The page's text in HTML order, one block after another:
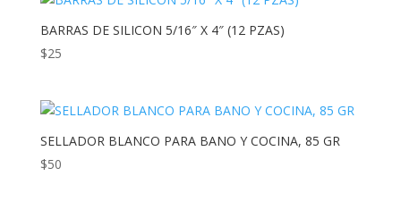
BARRAS DE SILICON 5/16″ X 4″ (12 PZAS)
$25
SELLADOR BLANCO PARA BANO Y COCINA, 85 GR
$50